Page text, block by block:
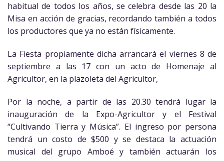
habitual de todos los años, se celebra desde las 20 la
Misa en acción de gracias, recordando también a todos
los productores que ya no están físicamente.
La Fiesta propiamente dicha arrancará el viernes 8 de
septiembre a las 17 con un acto de Homenaje al
Agricultor, en la plazoleta del Agricultor,
Por la noche, a partir de las 20.30 tendrá lugar la
inauguración de la Expo-Agricultor y el Festival
“Cultivando Tierra y Música”. El ingreso por persona
tendrá un costo de $500 y se destaca la actuación
musical del grupo Amboé y también actuarán los